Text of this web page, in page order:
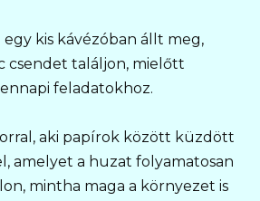
kis kávézóban állt meg,
csendet találjon, mielőtt
feladatokhoz.
aki papírok között küzdött
amelyet a huzat folyamatosan
mintha maga a környezet is